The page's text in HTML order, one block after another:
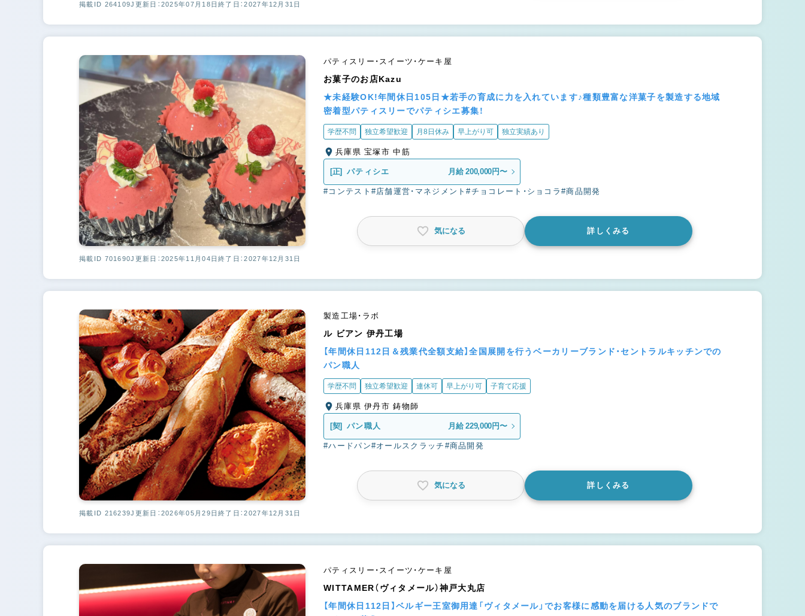
掲載ID 264109J 更新日：2025年07月18日終了日：2027年12月31日
パティスリー・スイーツ・ケーキ屋
お菓子のお店Kazu
★未経験OK!年間休日105日★若手の育成に力を入れています♪種類豊富な洋菓子を製造する地域
密着型パティスリーでパティシエ募集！
学歴不問 独立希望歓迎 月8日休み 早上がり可 独立実績あり
兵庫県 宝塚市 中筋
[正] パティシエ 月給 200,000円〜
#コンテスト #店舗運営・マネジメント#チョコレート・ショコラ#商品開発
気になる 詳しくみる
掲載ID 701690J 更新日：2025年11月04日終了日：2027年12月31日
製造工場・ラボ
ル ビアン 伊丹工場
【年間休日112日＆残業代全額支給】全国展開を行うベーカリーブランド・セントラルキッチンでの
パン職人
学歴不問 独立希望歓迎 連休可 早上がり可 子育て応援
兵庫県 伊丹市 鋳物師
[契] パン職人 月給 229,000円〜
#ハードパン#オールスクラッチ #商品開発
気になる 詳しくみる
掲載ID 216239J 更新日：2026年05月29日終了日：2027年12月31日
パティスリー・スイーツ・ケーキ屋
WITTAMER（ヴィタメール）神戸大丸店
【年間休日112日】ベルギー王室御用達「ヴィタメール」でお客様に感動を届ける人気のブランドで